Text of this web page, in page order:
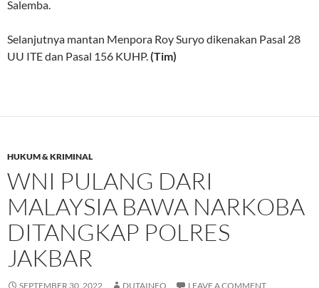
Salemba.
Selanjutnya mantan Menpora Roy Suryo dikenakan Pasal 28
UU ITE dan Pasal 156 KUHP. (Tim)
HUKUM & KRIMINAL
WNI PULANG DARI
MALAYSIA BAWA NARKOBA
DITANGKAP POLRES
JAKBAR
SEPTEMBER 30, 2022 DUTAINFO LEAVE A COMMENT